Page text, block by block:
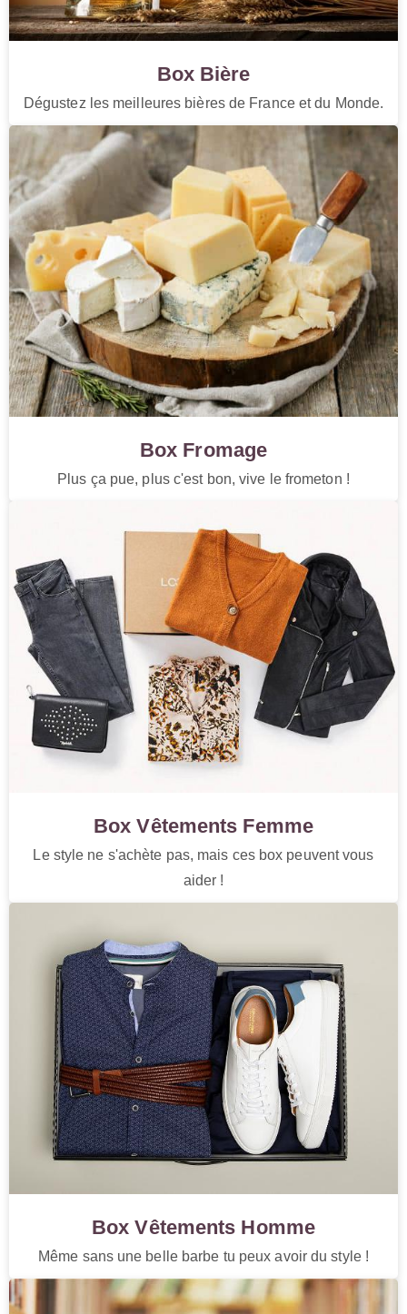
Box Bière
Dégustez les meilleures bières de France et du Monde.
Box Fromage
Plus ça pue, plus c'est bon, vive le frometon !
Box Vêtements Femme
Le style ne s'achète pas, mais ces box peuvent vous
aider !
Box Vêtements Homme
Même sans une belle barbe tu peux avoir du style !